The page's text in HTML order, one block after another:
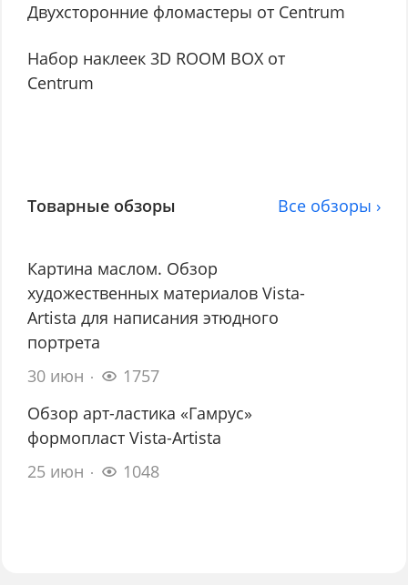
Двухсторонние фломастеры от Centrum
Набор наклеек 3D ROOM BOX от
Centrum
Товарные обзоры Все обзоры ›
Картина маслом. Обзор
художественных материалов Vista-
Artista для написания этюдного
портрета
30 июн
1757
Обзор арт-ластика «Гамрус»
формопласт Vista-Artista
25 июн
1048